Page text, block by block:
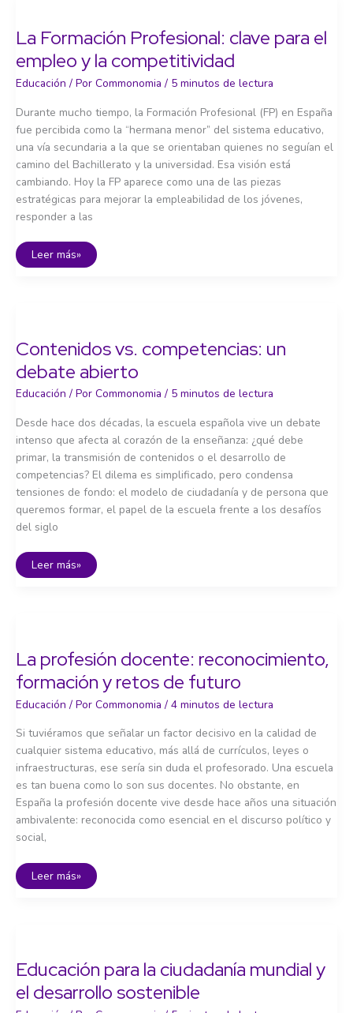
La Formación Profesional: clave para el
empleo y la competitividad
Educación / Por Commonomia / 5 minutos de lectura
Durante mucho tiempo, la Formación Profesional (FP) en España
fue percibida como la “hermana menor” del sistema educativo,
una vía secundaria a la que se orientaban quienes no seguían el
camino del Bachillerato y la universidad. Esa visión está
cambiando. Hoy la FP aparece como una de las piezas
estratégicas para mejorar la empleabilidad de los jóvenes,
responder a las
La
Formación
competitividad
Leer más»
Contenidos vs. competencias: un
debate abierto
Educación / Por Commonomia / 5 minutos de lectura
Desde hace dos décadas, la escuela española vive un debate
intenso que afecta al corazón de la enseñanza: ¿qué debe
primar, la transmisión de contenidos o el desarrollo de
competencias? El dilema es simplificado, pero condensa
tensiones de fondo: el modelo de ciudadanía y de persona que
queremos formar, el papel de la escuela frente a los desafíos
del siglo
Contenidos
vs.
Leer más»
La profesión docente: reconocimiento,
formación y retos de futuro
Educación / Por Commonomia / 4 minutos de lectura
Si tuviéramos que señalar un factor decisivo en la calidad de
cualquier sistema educativo, más allá de currículos, leyes o
infraestructuras, ese sería sin duda el profesorado. Una escuela
es tan buena como lo son sus docentes. No obstante, en
España la profesión docente vive desde hace años una situación
ambivalente: reconocida como esencial en el discurso político y
social,
La
Leer más»
Educación para la ciudadanía mundial y
el desarrollo sostenible